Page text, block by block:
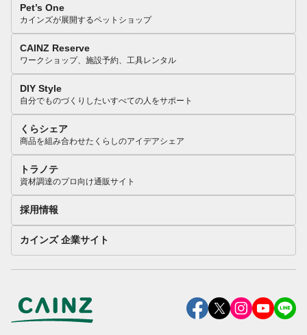
Pet’s One
カインズが展開するペットショップ
CAINZ Reserve
ワークショップ、施設予約、工具レンタル
DIY Style
自分でものづくりしたいすべての人をサポート
くらシェア
商品を組み合わせたくらしのアイデアシェア
トラノテ
資材調達のプロ向け通販サイト
採用情報
カインズ 企業サイト